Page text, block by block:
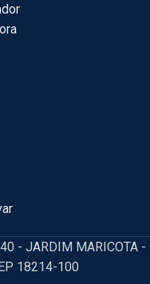
- JARDIM MARICOTA -
18214-100